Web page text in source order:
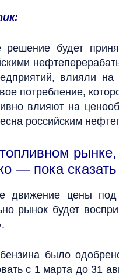
будет
влияли
потребление,
влияют на
российским
рынке,
— пока
движение цены
рынок будет
было
с 1 марта до 31